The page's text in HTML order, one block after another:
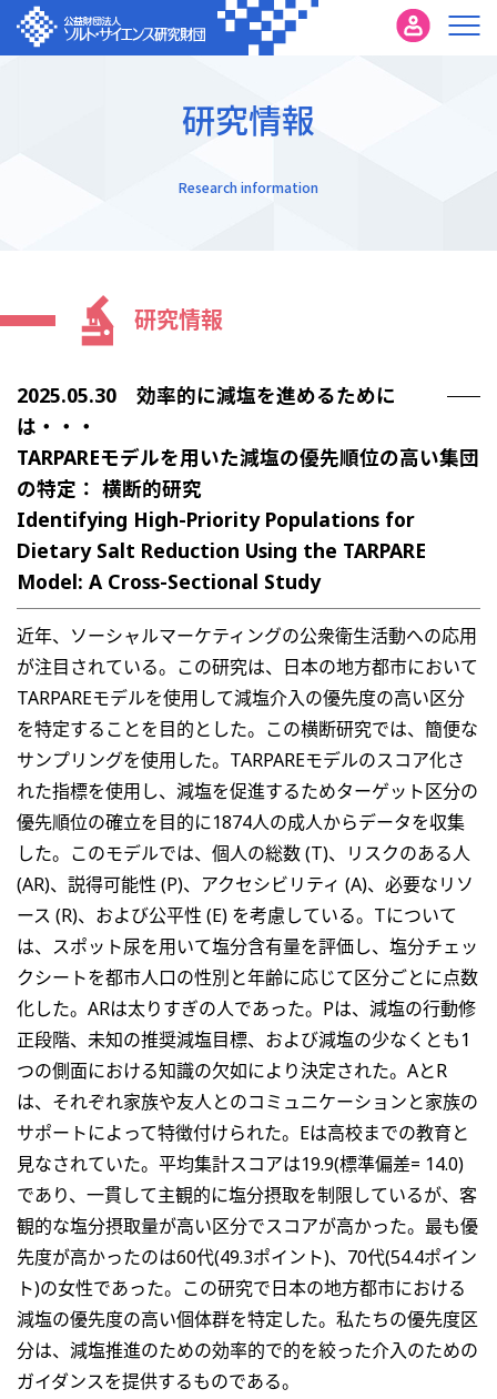
研究情報
Research information
研究情報
2025.05.30 効率的に減塩を進めるために
は・・・
TARPAREモデルを用いた減塩の優先順位の高い集団
の特定： 横断的研究
Identifying High-Priority Populations for
Dietary Salt Reduction Using the TARPARE
Model: A Cross-Sectional Study
近年、ソーシャルマーケティングの公衆衛生活動への応用
が注目されている。この研究は、日本の地方都市において
TARPAREモデルを使用して減塩介入の優先度の高い区分
を特定することを目的とした。この横断研究では、簡便な
サンプリングを使用した。TARPAREモデルのスコア化さ
れた指標を使用し、減塩を促進するためターゲット区分の
優先順位の確立を目的に1874人の成人からデータを収集
した。このモデルでは、個人の総数 (T)、リスクのある人
(AR)、説得可能性 (P)、アクセシビリティ (A)、必要なリソ
ース (R)、および公平性 (E) を考慮している。Tについて
は、スポット尿を用いて塩分含有量を評価し、塩分チェッ
クシートを都市人口の性別と年齢に応じて区分ごとに点数
化した。ARは太りすぎの人であった。Pは、減塩の行動修
正段階、未知の推奨減塩目標、および減塩の少なくとも1
つの側面における知識の欠如により決定された。AとR
は、それぞれ家族や友人とのコミュニケーションと家族の
サポートによって特徴付けられた。Eは高校までの教育と
見なされていた。平均集計スコアは19.9(標準偏差= 14.0)
であり、一貫して主観的に塩分摂取を制限しているが、客
観的な塩分摂取量が高い区分でスコアが高かった。最も優
先度が高かったのは60代(49.3ポイント)、70代(54.4ポイン
ト)の女性であった。この研究で日本の地方都市における
減塩の優先度の高い個体群を特定した。私たちの優先度区
分は、減塩推進のための効率的で的を絞った介入のための
ガイダンスを提供するものである。